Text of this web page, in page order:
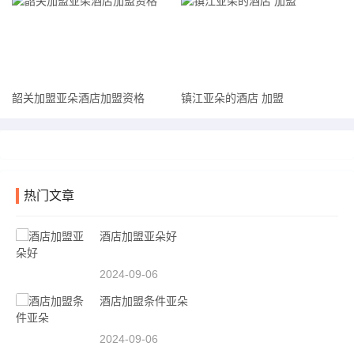
韶关加盟亚朵酒店加盟资格 镇江亚朵的酒店 加盟
热门文章
酒店加盟亚朵好
2024-09-06
酒店加盟条件亚朵
2024-09-06